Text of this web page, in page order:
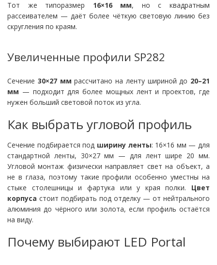
Тот же типоразмер 16×16 мм, но с квадратным
рассеивателем — даёт более чёткую световую линию без
скругления по краям.
Увеличенные профили SP282
Сечение 30×27 мм рассчитано на ленту шириной до 20–21
мм — подходит для более мощных лент и проектов, где
нужен больший световой поток из угла.
Как выбрать угловой профиль
Сечение подбирается под ширину ленты: 16×16 мм — для
стандартной ленты, 30×27 мм — для лент шире 20 мм.
Угловой монтаж физически направляет свет на объект, а
не в глаза, поэтому такие профили особенно уместны на
стыке столешницы и фартука или у края полки. Цвет
корпуса стоит подбирать под отделку — от нейтрального
алюминия до чёрного или золота, если профиль остаётся
на виду.
Почему выбирают LED Portal